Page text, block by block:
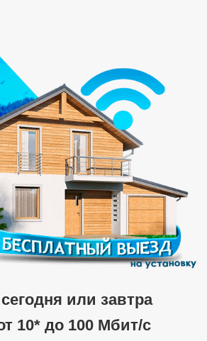
сегодня или завтра
10* до 100 Мбит/c